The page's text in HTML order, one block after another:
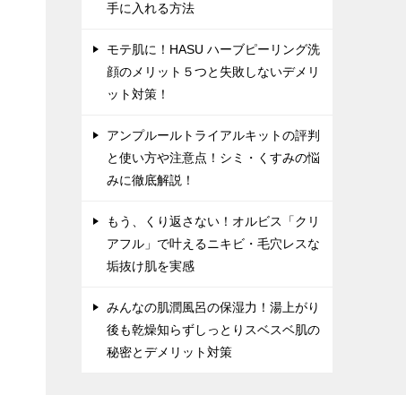
手に入れる方法
モテ肌に！HASU ハーブピーリング洗
顔のメリット５つと失敗しないデメリ
ット対策！
アンプルールトライアルキットの評判
と使い方や注意点！シミ・くすみの悩
みに徹底解説！
もう、くり返さない！オルビス「クリ
アフル」で叶えるニキビ・毛穴レスな
垢抜け肌を実感
みんなの肌潤風呂の保湿力！湯上がり
後も乾燥知らずしっとりスベスベ肌の
秘密とデメリット対策